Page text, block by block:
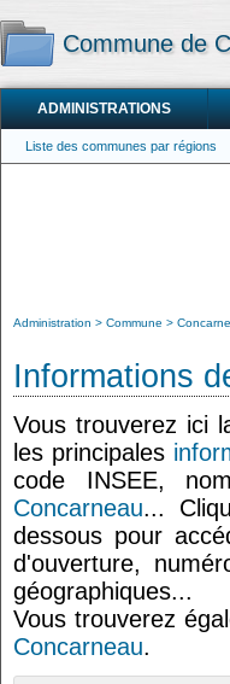
Commune de
ADMINISTRATIONS
Liste des communes par régions
Administration Commune
Informations
Vous trouverez ici
les principales
code INSEE,
Concarneau...
dessous pour
d'ouverture,
géographiques...
Vous trouverez
Concarneau.